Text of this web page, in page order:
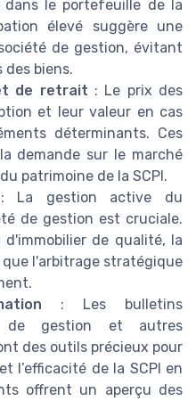
dans le portefeuille de la
élevé suggère une
de gestion, évitant
des biens.
de retrait : Le prix des
et leur valeur en cas
déterminants. Ces
demande sur le marché
patrimoine de la SCPI.
La gestion active du
de gestion est cruciale.
de qualité, la
que l'arbitrage stratégique
: Les bulletins
de gestion et autres
des outils précieux pour
l’efficacité de la SCPI en
offrent un aperçu des